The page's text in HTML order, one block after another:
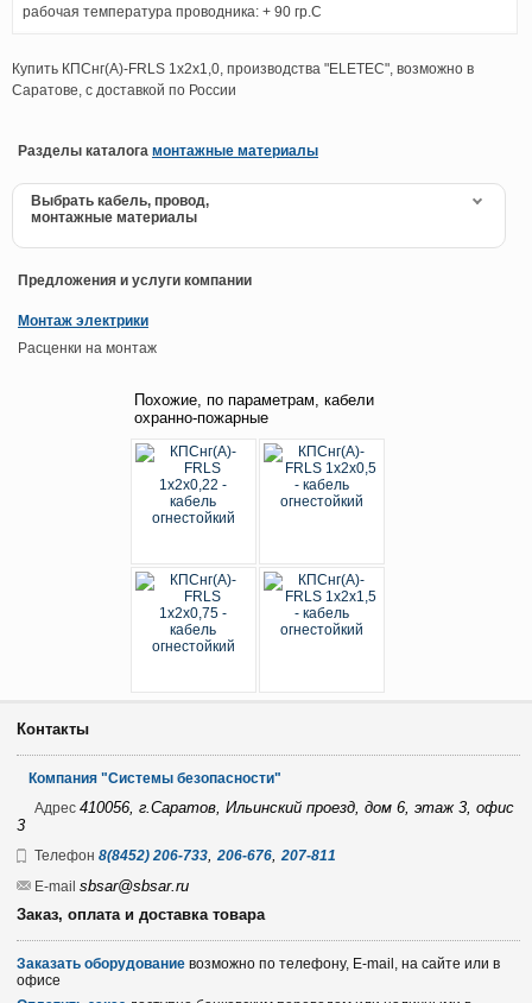
рабочая температура проводника: + 90 гр.С
Купить КПСнг(А)-FRLS 1х2х1,0, производства "ELETEC", возможно в
Саратове, с доставкой по России
Разделы каталога монтажные материалы
Выбрать кабель, провод,
монтажные материалы
Предложения и услуги компании
Монтаж электрики
Расценки на монтаж
Похожие, по параметрам, кабели
охранно-пожарные
Контакты
Компания "Системы безопасности"
Адрес 410056, г.Саратов, Ильинский проезд, дом 6, этаж 3, офис
3
Телефон 8(8452) 206-733,206-676,207-811
E-mail sbsar@sbsar.ru
Заказ, оплата и доставка товара
Заказать оборудование возможно по телефону, E-mail, на сайте или в
офисе